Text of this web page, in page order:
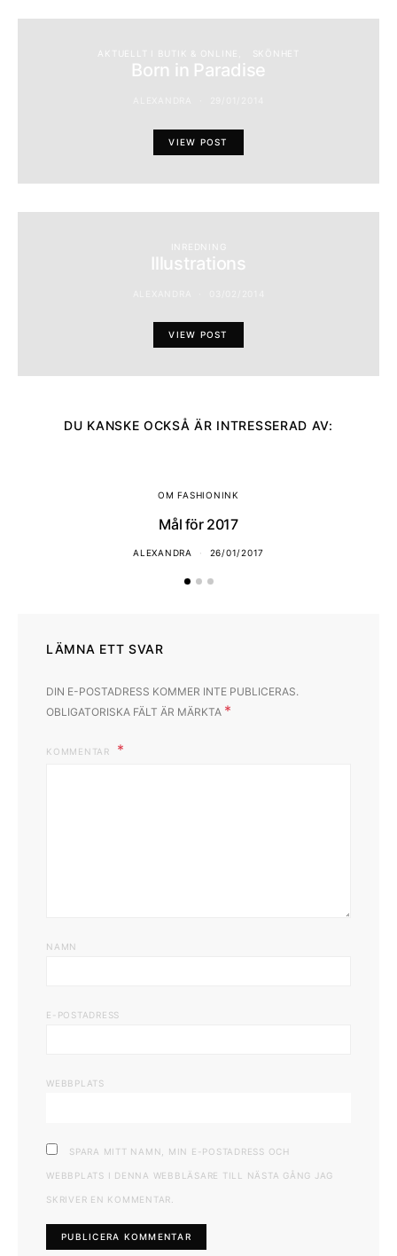
AKTUELLT I BUTIK & ONLINE SKÖNHET
Born in Paradise
VIEW POST
INREDNING
Illustrations
VIEW POST
DU KANSKE OCKSÅ ÄR INTRESSERAD AV:
OM FASHIONINK
Mål för 2017
ALEXANDRA 26/01/2017
LÄMNA ETT SVAR
DIN E-POSTADRESS KOMMER INTE PUBLICERAS.
OBLIGATORISKA FÄLT ÄR MÄRKTA *
KOMMENTAR
NAMN
E-POSTADRESS
WEBBPLATS
SPARA MITT NAMN, MIN E-POSTADRESS OCH
WEBBPLATS I DENNA WEBBLÄSARE TILL NÄSTA GÅNG JAG
SKRIVER EN KOMMENTAR.